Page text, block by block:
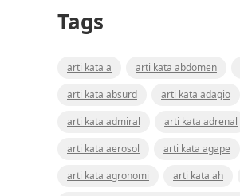
Tags
arti kata a arti kata abdomen
arti kata absurd
arti kata adagio
arti kata admiral
arti kata adrenal
arti kata aerosol
arti kata agape
arti kata agronomi
arti kata ah